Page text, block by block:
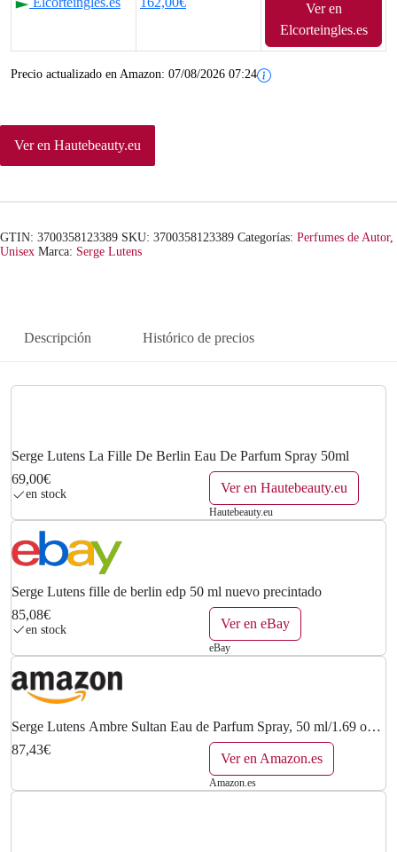
Ver en
Elcorteingles.es
Precio actualizado en Amazon: 07/08/2026 07:24
Ver en Hautebeauty.eu
GTIN: 3700358123389 SKU: 3700358123389 Categorías: Perfumes de Autor,
Unisex Marca: Serge Lutens
Descripción Histórico de precios
Serge Lutens La Fille De Berlin Eau De Parfum Spray 50ml
69,00€
en stock Ver en Hautebeauty.eu
Hautebeauty.eu
Serge Lutens fille de berlin edp 50 ml nuevo precintado
85,08€
en stock Ver en eBay
eBay
Serge Lutens Ambre Sultan Eau de Parfum Spray, 50 ml/1.69 oz
(3700358123365)
87,43€
Ver en Amazon.es
Amazon.es